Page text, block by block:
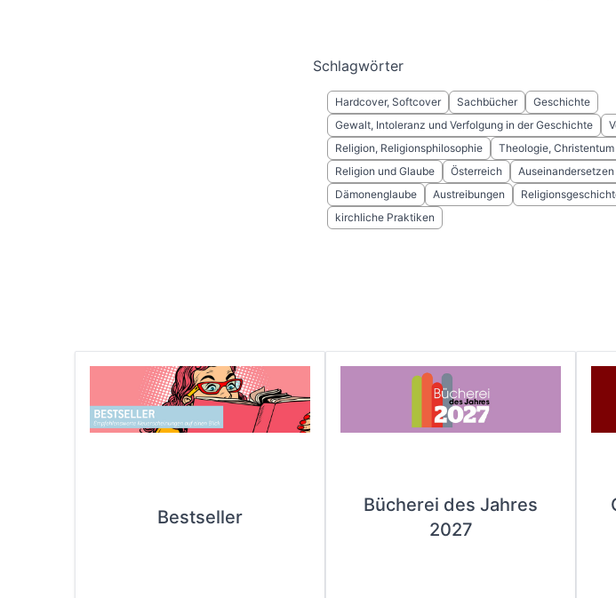
Schlagwörter
Hardcover, Softcover Sachbücher
Geschichte
Gewalt, Intoleranz und Verfolgung in der Geschichte
Religion, Religionsphilosophie
Theologie, Christentum
Religion und Glaube
Österreich Auseinandersetzen
Dämonenglaube
Austreibungen
kirchliche Praktiken
Bestseller
Bücherei des Jahres
2027